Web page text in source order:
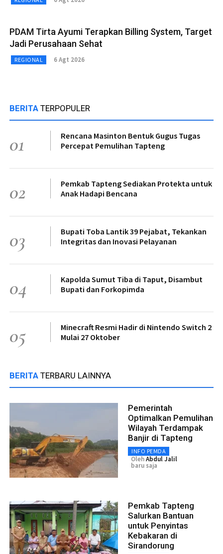
PDAM Tirta Ayumi Terapkan Billing System, Target
Jadi Perusahaan Sehat
REGIONAL 6 Agt 2026
BERITA TERPOPULER
01
Rencana Masinton Bentuk Gugus Tugas
Percepat Pemulihan Tapteng
02
Pemkab Tapteng Sediakan Protekta untuk
Anak Hadapi Bencana
03
Bupati Toba Lantik 39 Pejabat, Tekankan
Integritas dan Inovasi Pelayanan
04
Kapolda Sumut Tiba di Taput, Disambut
Bupati dan Forkopimda
05
Minecraft Resmi Hadir di Nintendo Switch 2
Mulai 27 Oktober
BERITA TERBARU LAINNYA
Pemerintah
Optimalkan Pemulihan
Wilayah Terdampak
Banjir di Tapteng
INFO PEMDA
OlehAbdul Jalil
baru saja
Pemkab Tapteng
Salurkan Bantuan
untuk Penyintas
Kebakaran di
Sirandorung